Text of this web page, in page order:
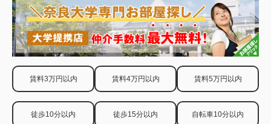
賃料3万円以内 賃料4万円以内 賃料5万円以内
徒歩10分以内 徒歩15分以内 自転車10分以内